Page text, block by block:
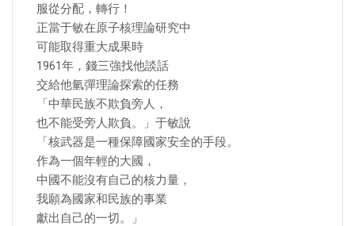
服從分配，轉行！
正當于敏在原子核理論研究中
可能取得重大成果時
1961年，錢三強找他談話
交給他氫彈理論探索的任務
「中華民族不欺負旁人，
也不能受旁人欺負。」于敏說
「核武器是一種保障國家安全的手段。
作為一個年輕的大國，
中國不能沒有自己的核力量，
我願為國家和民族的事業
獻出自己的一切。」